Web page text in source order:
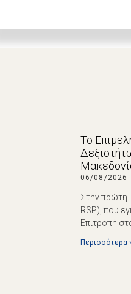
Το
06/08/2026
Στην πρώτη
RSP), που
Επιτροπή
Περισσότερα